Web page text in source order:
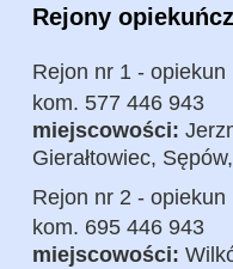
Rejony
Rejon nr 1 -
kom. 577 446 943
miejscowości:
Gierałtowiec,
Rejon nr 2 -
kom. 695 446 943
miejscowości: